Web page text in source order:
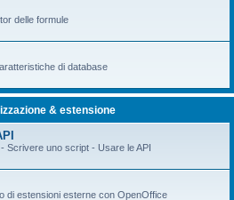
delle formule
di database
& estensione
Scrivere uno script - Usare le API
di estensioni esterne con OpenOffice